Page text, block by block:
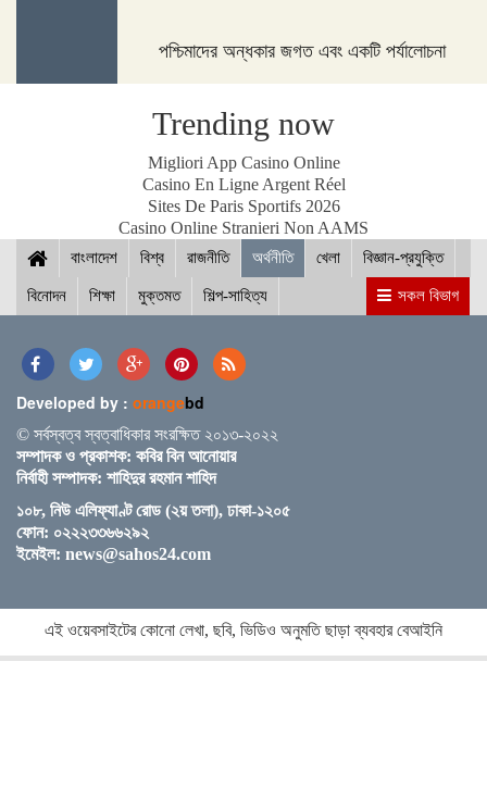
নীলফামারীতে ১৫০ জন নারীর মধ্যে সঞ্চয়ের চেক বিতরণ
আইসিসি জুন মাসের সেরার দৌড়ে রোহিত-বুমরাহ ও গুরবাজ
স্পিকারের সাথে মালয়েশিয়ার হাউজ অব রিপ্রেজেনটেটিভের
স্পিকারের বৈঠক
ছাত্র-ছাত্রীদের সুনাগরিক হিসেবে গড়ে ওঠার আহ্বান সিমিন
হোসেন রিমির
নড়াইলের চিত্রাপাড়ে চলছে এসএম সুলতান শীর্ষক দুই
দিনব্যাপী আর্ট ক্যাম্প
পশ্চিমাদের অন্ধকার জগত এবং একটি পর্যালোচনা
Trending now
Migliori App Casino Online
Casino En Ligne Argent Réel
Sites De Paris Sportifs 2026
Casino Online Stranieri Non AAMS
বাংলাদেশ বিশ্ব রাজনীতি অর্থনীতি খেলা বিজ্ঞান-প্রযুক্তি
বিনোদন শিক্ষা মুক্তমত শিল্প-সাহিত্য সকল বিভাগ
Developed by : orangebd
© সর্বস্বত্ব স্বত্বাধিকার সংরক্ষিত ২০১৩-২০২২
সম্পাদক ও প্রকাশক: কবির বিন আনোয়ার
নির্বাহী সম্পাদক: শাহিদুর রহমান শাহিদ
১০৮, নিউ এলিফ্যাণ্ট রোড (২য় তলা), ঢাকা-১২০৫
ফোন: ০২২২৩৩৬৬২৯২
ইমেইল: news@sahos24.com
এই ওয়েবসাইটের কোনো লেখা, ছবি, ভিডিও অনুমতি ছাড়া ব্যবহার বেআইনি